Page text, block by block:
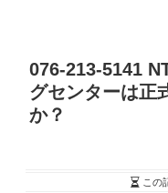
076-213-5141
グセンターは正
か？
この